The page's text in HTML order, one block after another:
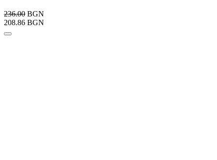
236.00 BGN
208.86 BGN